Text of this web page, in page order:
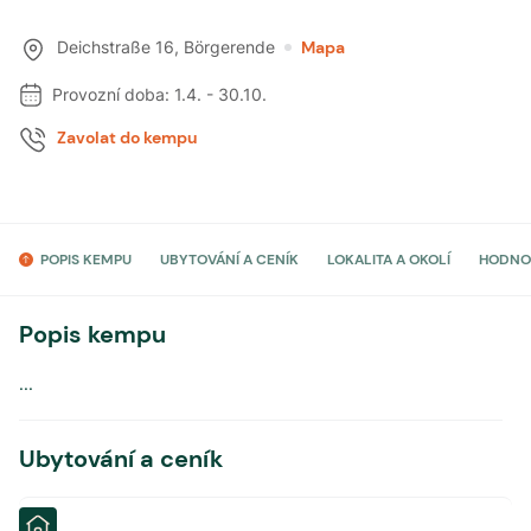
Deichstraße 16, Börgerende Mapa
Provozní doba: 1.4. - 30.10.
Zavolat do kempu
POPIS KEMPU UBYTOVÁNÍ A CENÍK LOKALITA A OKOLÍ
Popis kempu
...
Ubytování a ceník